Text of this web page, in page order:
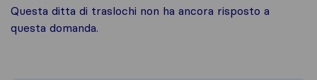
Questa ditta di traslochi non ha ancora risposto a
questa domanda.